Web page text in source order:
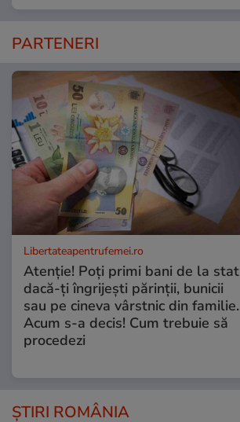
PARTENERI
Libertateapentrufemei.ro
Atenție! Poți primi bani de la stat
dacă-ți îngrijești părinții, bunicii
sau pe cineva vârstnic din familie.
Acum s-a decis! Cum trebuie să
procedezi
ȘTIRI ROMÂNIA